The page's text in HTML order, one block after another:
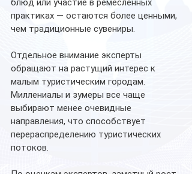
блюд или участие в ремесленных
практиках — остаются более ценными,
чем традиционные сувениры.
Отдельное внимание эксперты
обращают на растущий интерес к
малым туристическим городам.
Миллениалы и зумеры все чаще
выбирают менее очевидные
направления, что способствует
перераспределению туристических
потоков.